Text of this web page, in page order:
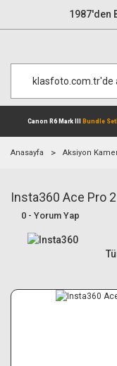
1987'den
Canon R6
Anasayfa Aksiyon
Insta360 Ace Pro
0 - Yorum Yap